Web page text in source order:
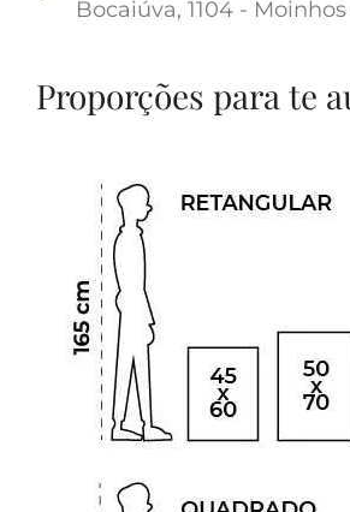
Bocaiúva, 1104 -
Proporções para te